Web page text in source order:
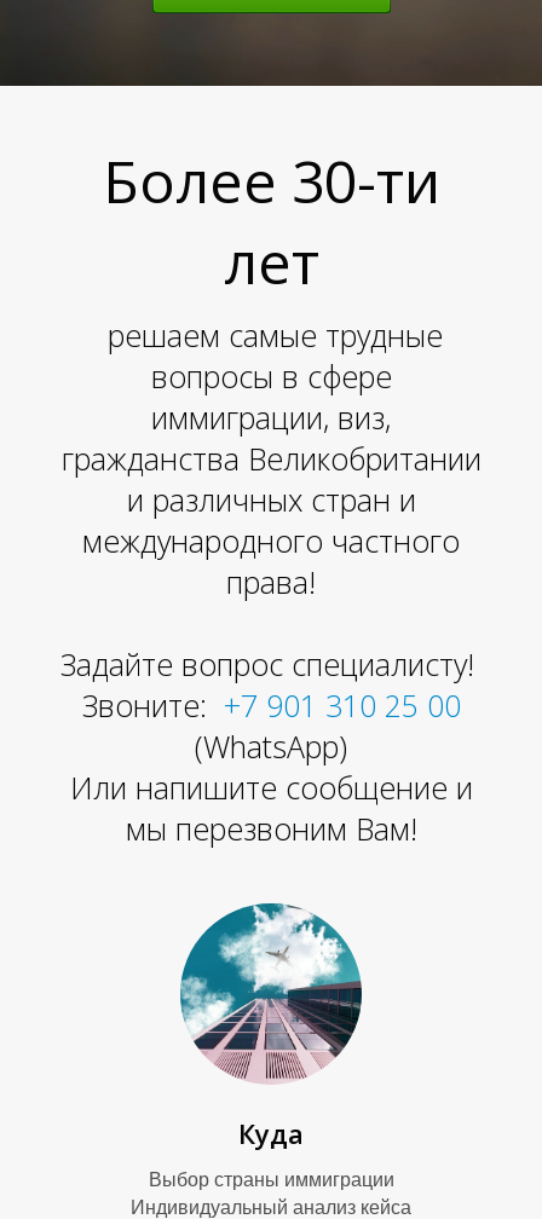
М
П
Ы
В
Более 30-ти
лет
решаем самые трудные
вопросы в сфере
иммиграции, виз,
гражданства Великобритании
и различных стран и
международного частного
права!
Задайте вопрос специалисту!
Звоните: +7 901 310 25 00
(WhatsApp)
Или напишите сообщение и
мы перезвоним Вам!
Куда
Выбор страны иммиграции
Индивидуальный анализ кейса